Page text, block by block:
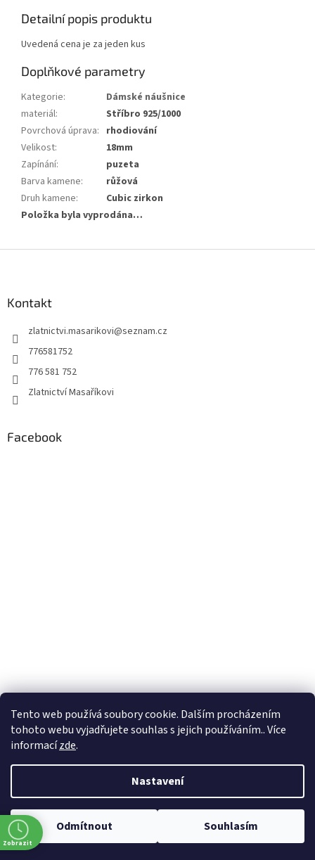
Tento web používá soubory cookie. Dalším procházením
tohoto webu vyjadřujete souhlas s jejich používáním.. Více
informacízde.
Nastavení
Odmítnout Souhlasím
Detailní popis produktu
Uvedená cena je za jeden kus
Doplňkové parametry
Kategorie:
Dámské náušnice
materiál:
Stříbro 925/1000
Povrchová úprava: rhodiování
Velikost:
18mm
Zapínání:
puzeta
Barva kamene:
růžová
Druh kamene:
Cubic zirkon
Položka byla vyprodána…
Kontakt
zlatnictvi.masarikovi@seznam.cz
776581752
776 581 752
Zlatnictví Masaříkovi
Facebook
Vytvořil Shoptet
Copyright 2026Zlatnictví Masaříkovi. Všechna práva vyhrazena.
Upravit nastavení cookies
Zobrazit